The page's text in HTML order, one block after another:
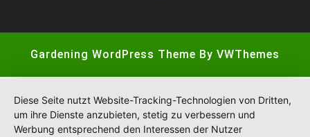
Gardening WordPress Theme By VWThemes
Diese Seite nutzt Website-Tracking-Technologien von Dritten,
um ihre Dienste anzubieten, stetig zu verbessern und
Werbung entsprechend den Interessen der Nutzer